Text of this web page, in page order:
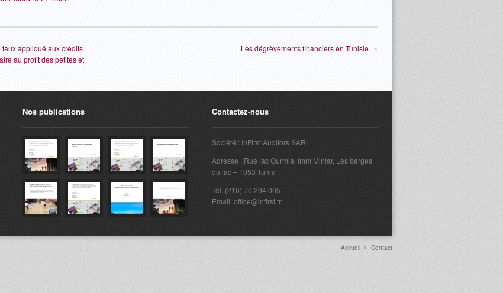
appliqué aux crédits
au profit des petites et
Les dégrèvements financiers en Tunisie →
Nos publications Contactez-nous
Société : InFirst Auditors SARL
Adresse : Rue lac Ourmia, Imm Miniar, Les berges
du lac – 1053 Tunis
Tél. (216) 70 294 005
Email. office@infirst.tn
Accueil Contact